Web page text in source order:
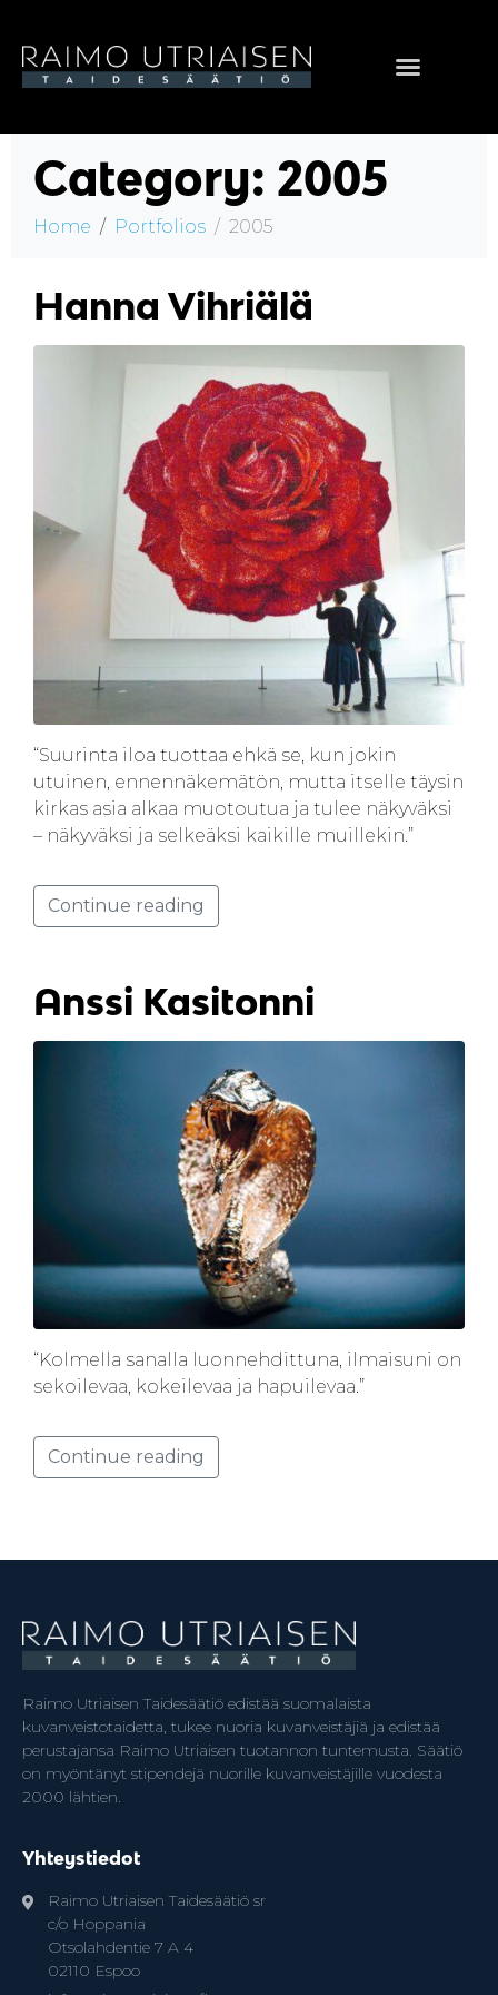
Category: 2005
Home Portfolios 2005
Hanna Vihriälä
“Suurinta iloa tuottaa ehkä se, kun jokin
utuinen, ennennäkemätön, mutta itselle täysin
kirkas asia alkaa muotoutua ja tulee näkyväksi
– näkyväksi ja selkeäksi kaikille muillekin.”
Continue reading
Anssi Kasitonni
“Kolmella sanalla luonnehdittuna, ilmaisuni on
sekoilevaa, kokeilevaa ja hapuilevaa.”
Continue reading
Raimo Utriaisen Taidesäätiö edistää suomalaista
kuvanveistotaidetta, tukee nuoria kuvanveistäjiä ja edistää
perustajansa Raimo Utriaisen tuotannon tuntemusta. Säätiö
on myöntänyt stipendejä nuorille kuvanveistäjille vuodesta
2000 lähtien.
Yhteystiedot
Raimo Utriaisen Taidesäätiö sr
c/o Hoppania
Otsolahdentie 7 A 4
02110 Espoo